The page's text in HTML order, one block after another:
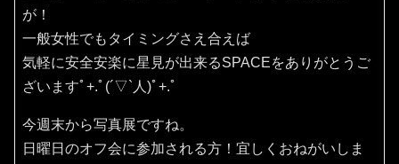
が！
一般女性でもタイミングさえ合えば
気軽に安全安楽に星見が出来るSPACEをありがとうご
ざいますﾟ+.ﾟ(´▽`人)ﾟ+.ﾟ
今週末から写真展ですね。
日曜日のオフ会に参加される方！宜しくおねがいしま